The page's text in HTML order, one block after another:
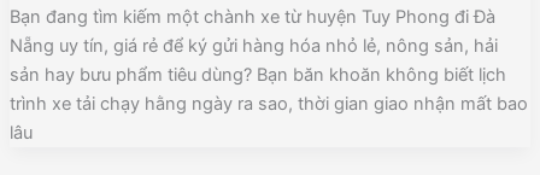
Bạn đang tìm kiếm một chành xe từ huyện Tuy Phong đi Đà
Nẵng uy tín, giá rẻ để ký gửi hàng hóa nhỏ lẻ, nông sản, hải
sản hay bưu phẩm tiêu dùng? Bạn băn khoăn không biết lịch
trình xe tải chạy hằng ngày ra sao, thời gian giao nhận mất bao
lâu